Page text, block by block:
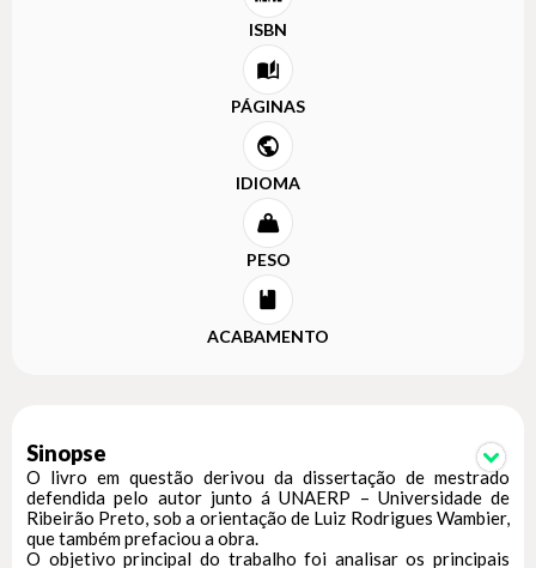
ISBN
PÁGINAS
IDIOMA
PESO
ACABAMENTO
Sinopse
O livro em questão derivou da dissertação de mestrado
defendida pelo autor junto á UNAERP – Universidade de
Ribeirão Preto, sob a orientação de Luiz Rodrigues Wambier,
que também prefaciou a obra.
O objetivo principal do trabalho foi analisar os principais